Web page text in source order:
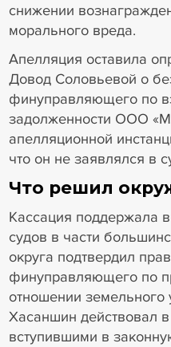
снижении
морального вреда.
Апелляция оставила
Довод Соловьевой о
финуправляющего по
задолженности ООО
апелляционной
что он не заявлялся в
Что решил
Кассация поддержала
судов в части
округа подтвердил
финуправляющего по
отношении земельного
Хасаншин действовал в
вступившими в